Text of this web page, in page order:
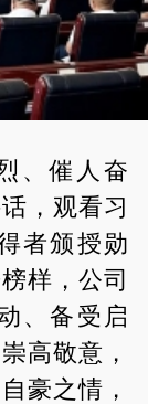
、催人奋
，观看习
者颁授勋
样，公司
、备受启
高敬意，
豪之情，